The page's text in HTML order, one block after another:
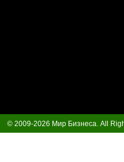
© 2009-2026 Мир Бизнеса. All